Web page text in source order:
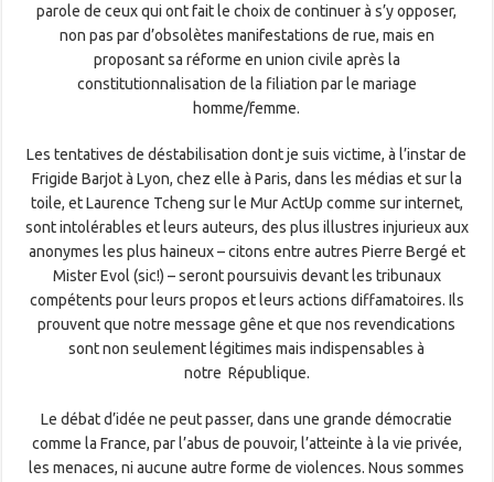
parole de ceux qui ont fait le choix de continuer à s’y opposer,
non pas par d’obsolètes manifestations de rue, mais en
proposant sa réforme en union civile après la
constitutionnalisation de la filiation par le mariage
homme/femme.
Les tentatives de déstabilisation dont je suis victime, à l’instar de
Frigide Barjot à Lyon, chez elle à Paris, dans les médias et sur la
toile, et Laurence Tcheng sur le Mur ActUp comme sur internet,
sont intolérables et leurs auteurs, des plus illustres injurieux aux
anonymes les plus haineux – citons entre autres Pierre Bergé et
Mister Evol (sic!) – seront poursuivis devant les tribunaux
compétents pour leurs propos et leurs actions diffamatoires. Ils
prouvent que notre message gêne et que nos revendications
sont non seulement légitimes mais indispensables à
notre République.
Le débat d’idée ne peut passer, dans une grande démocratie
comme la France, par l’abus de pouvoir, l’atteinte à la vie privée,
les menaces, ni aucune autre forme de violences. Nous sommes